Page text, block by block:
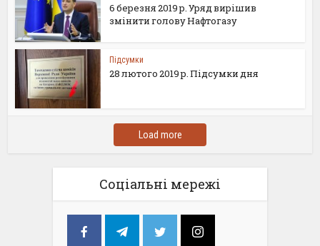
6 березня 2019 р. Уряд вирішив
змінити голову Нафтогазу
Підсумки
28 лютого 2019 р. Підсумки дня
Load more
Соціальні мережі